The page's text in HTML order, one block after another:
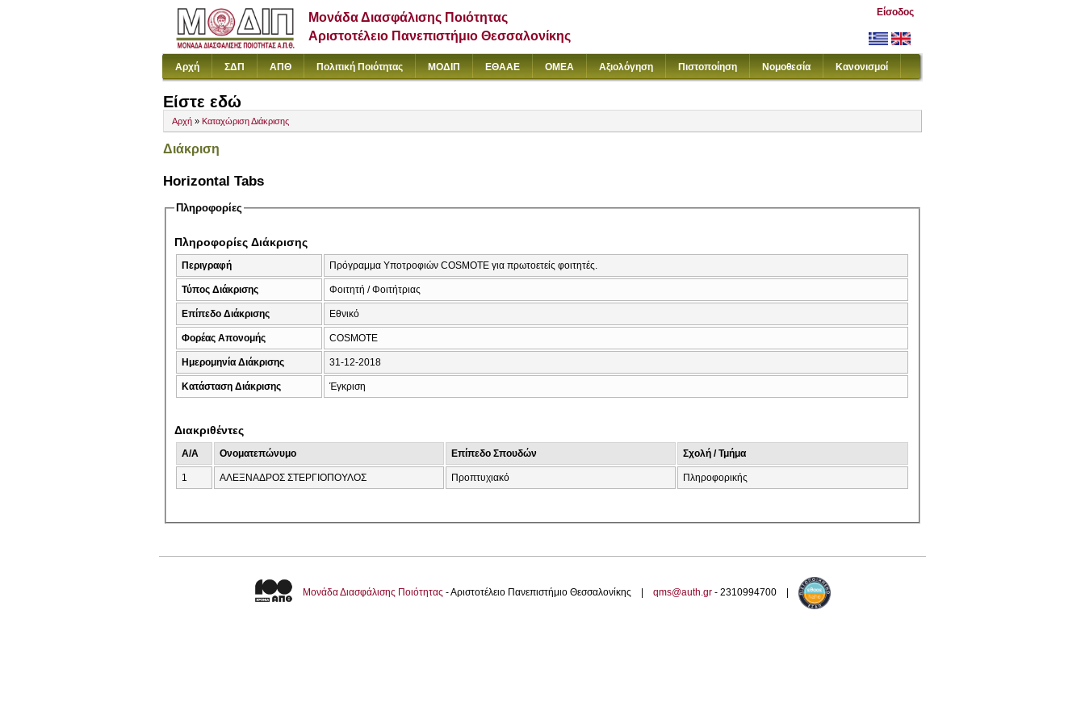
Μονάδα Διασφάλισης Ποιότητας
Αριστοτέλειο Πανεπιστήμιο Θεσσαλονίκης
Είσοδος
Αρχή ΣΔΠ ΑΠΘ Πολιτική Ποιότητας ΜΟΔΙΠ ΕΘΑΑΕ ΟΜΕΑ Αξιολόγηση Πιστοποίηση Νομοθεσία Κανονισμοί
Είστε εδώ
Αρχή » Καταχώριση Διάκρισης
Διάκριση
Horizontal Tabs
Πληροφορίες
Πληροφορίες Διάκρισης
Περιγραφή Πρόγραμμα Υποτροφιών COSMOTE για πρωτοετείς φοιτητές.
Τύπος Διάκρισης Φοιτητή / Φοιτήτριας
Επίπεδο Διάκρισης Εθνικό
Φορέας Απονομής COSMOTE
Ημερομηνία Διάκρισης 31-12-2018
Κατάσταση Διάκρισης Έγκριση
Διακριθέντες
A/A Ονοματεπώνυμο Επίπεδο Σπουδών Σχολή / Τμήμα
1 ΑΛΕΞΝΑΔΡΟΣ ΣΤΕΡΓΙΟΠΟΥΛΟΣ Προπτυχιακό Πληροφορικής
Μονάδα Διασφάλισης Ποιότητας - Αριστοτέλειο Πανεπιστήμιο Θεσσαλονίκης | qms@auth.gr - 2310994700 |